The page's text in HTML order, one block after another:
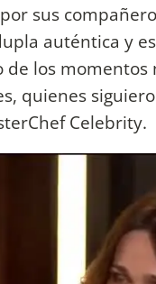
sus
auténtica y
los
quienes
Celebrity.